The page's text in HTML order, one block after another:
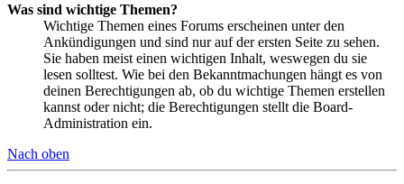
Was sind wichtige Themen?
Wichtige Themen eines Forums erscheinen unter den
Ankündigungen und sind nur auf der ersten Seite zu sehen.
Sie haben meist einen wichtigen Inhalt, weswegen du sie
lesen solltest. Wie bei den Bekanntmachungen hängt es von
deinen Berechtigungen ab, ob du wichtige Themen erstellen
kannst oder nicht; die Berechtigungen stellt die Board-
Administration ein.
Nach oben